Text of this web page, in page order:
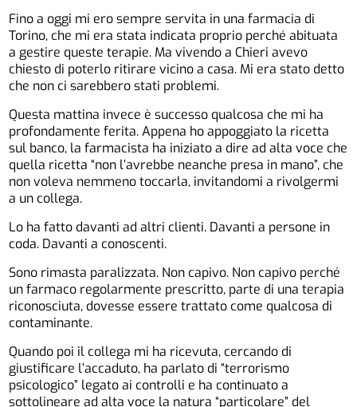
Fino a oggi mi ero sempre servita in una farmacia di
Torino, che mi era stata indicata proprio perché abituata
a gestire queste terapie. Ma vivendo a Chieri avevo
chiesto di poterlo ritirare vicino a casa. Mi era stato detto
che non ci sarebbero stati problemi.
Questa mattina invece è successo qualcosa che mi ha
profondamente ferita. Appena ho appoggiato la ricetta
sul banco, la farmacista ha iniziato a dire ad alta voce che
quella ricetta “non l’avrebbe neanche presa in mano”, che
non voleva nemmeno toccarla, invitandomi a rivolgermi
a un collega.
Lo ha fatto davanti ad altri clienti. Davanti a persone in
coda. Davanti a conoscenti.
Sono rimasta paralizzata. Non capivo. Non capivo perché
un farmaco regolarmente prescritto, parte di una terapia
riconosciuta, dovesse essere trattato come qualcosa di
contaminante.
Quando poi il collega mi ha ricevuta, cercando di
giustificare l’accaduto, ha parlato di “terrorismo
psicologico” legato ai controlli e ha continuato a
sottolineare ad alta voce la natura “particolare” del